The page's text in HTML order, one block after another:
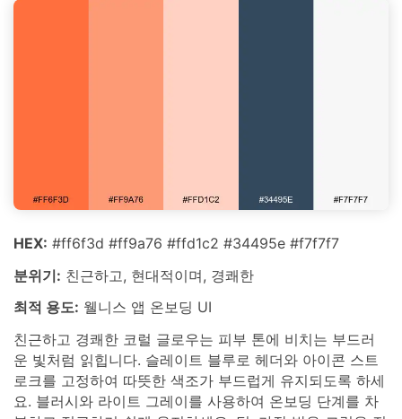
HEX: #ff6f3d #ff9a76 #ffd1c2 #34495e #f7f7f7
분위기: 친근하고, 현대적이며, 경쾌한
최적 용도: 웰니스 앱 온보딩 UI
친근하고 경쾌한 코럴 글로우는 피부 톤에 비치는 부드러
운 빛처럼 읽힙니다. 슬레이트 블루로 헤더와 아이콘 스트
로크를 고정하여 따뜻한 색조가 부드럽게 유지되도록 하세
요. 블러시와 라이트 그레이를 사용하여 온보딩 단계를 차